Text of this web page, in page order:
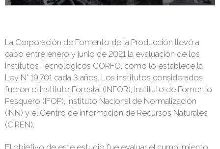
La Corporación de Fomento de la Producción llevó a
cabo entre enero y junio de 2021 la evaluación de los
Institutos Tecnológicos CORFO, como lo establece la
Ley N° 19.701 cada 3 años. Los institutos considerados
fueron el Instituto Forestal (INFOR), Instituto de Fomento
Pesquero (IFOP), Instituto Nacional de Normalización
(INN) y el Centro de información de Recursos Naturales
(CIREN).